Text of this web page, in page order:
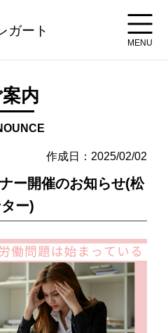
ガート
MENU
内
作成日：2025/02/02
ー開催のお知らせ(松
ー)